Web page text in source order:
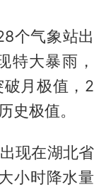
个气象站出
特大暴雨，
月极值，2
史极值。
现在湖北省
小时降水量